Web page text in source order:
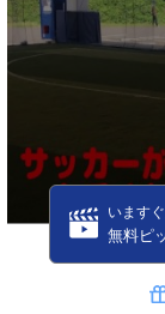
います
無料ピ